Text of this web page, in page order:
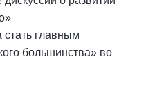
главным
большинства» во